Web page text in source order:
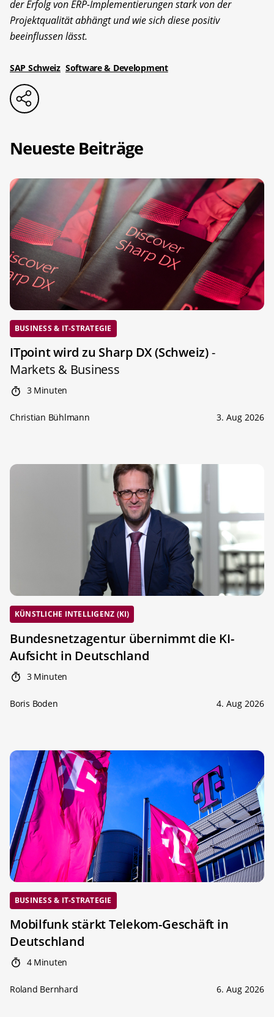
der Erfolg von ERP-Implementierungen stark von der
Projektqualität abhängt und wie sich diese positiv
beeinflussen lässt.
SAP Schweiz Software & Development
Neueste Beiträge
BUSINESS & IT-STRATEGIE
ITpoint wird zu Sharp DX (Schweiz)-
Markets & Business
3 Minuten
Christian Bühlmann 3. Aug 2026
KÜNSTLICHE INTELLIGENZ (KI)
Bundesnetzagentur übernimmt die KI-
Aufsicht in Deutschland
3 Minuten
Boris Boden 4. Aug 2026
BUSINESS & IT-STRATEGIE
Mobilfunk stärkt Telekom-Geschäft in
Deutschland
4 Minuten
Roland Bernhard 6. Aug 2026